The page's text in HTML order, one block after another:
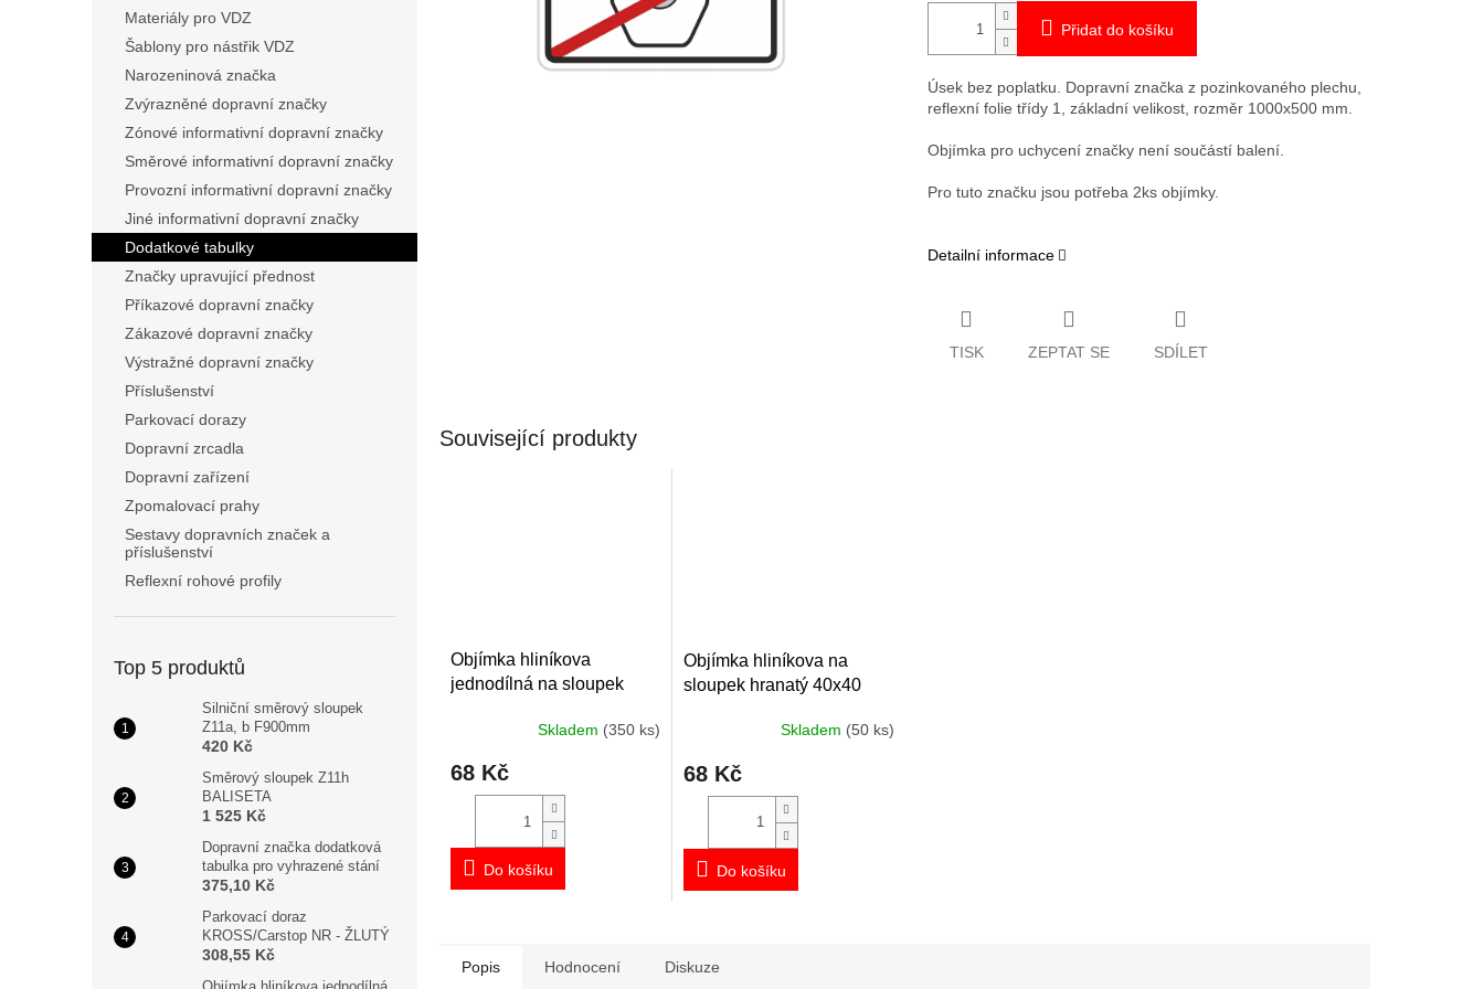
Materiály pro VDZ
Šablony pro nástřik VDZ
Narozeninová značka
Zvýrazněné dopravní značky
Zónové informativní dopravní značky
Směrové informativní dopravní značky
Provozní informativní dopravní značky
Jiné informativní dopravní značky
Dodatkové tabulky
Značky upravující přednost
Příkazové dopravní značky
Zákazové dopravní značky
Výstražné dopravní značky
Příslušenství
Parkovací dorazy
Dopravní zrcadla
Dopravní zařízení
Zpomalovací prahy
Sestavy dopravních značek a
příslušenství
Reflexní rohové profily
Top 5 produktů
Silniční směrový sloupek
Z11a, b F900mm
420 Kč
Směrový sloupek Z11h
BALISETA
1 525 Kč
Dopravní značka dodatková
tabulka pro vyhrazené stání
375,10 Kč
Parkovací doraz
KROSS/Carstop NR - ŽLUTÝ
308,55 Kč
Přidat do košíku
Úsek bez poplatku. Dopravní značka z pozinkovaného plechu,
reflexní folie třídy 1, základní velikost, rozměr 1000x500 mm.
Objímka pro uchycení značky není součástí balení.
Pro tuto značku jsou potřeba 2ks objímky.
Detailní informace
TISK ZEPTAT SE SDÍLET
Související produkty
Objímka hliníkova
jednodílná na sloupek
Skladem (350 ks)
68 Kč
Do košíku
Objímka hliníkova na
sloupek hranatý 40x40
Skladem (50 ks)
68 Kč
Do košíku
Popis Hodnocení Diskuze